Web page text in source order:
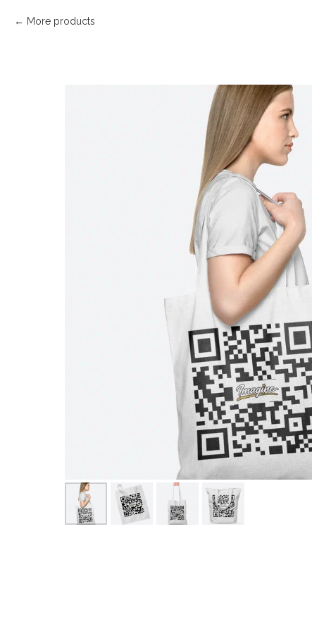
More products